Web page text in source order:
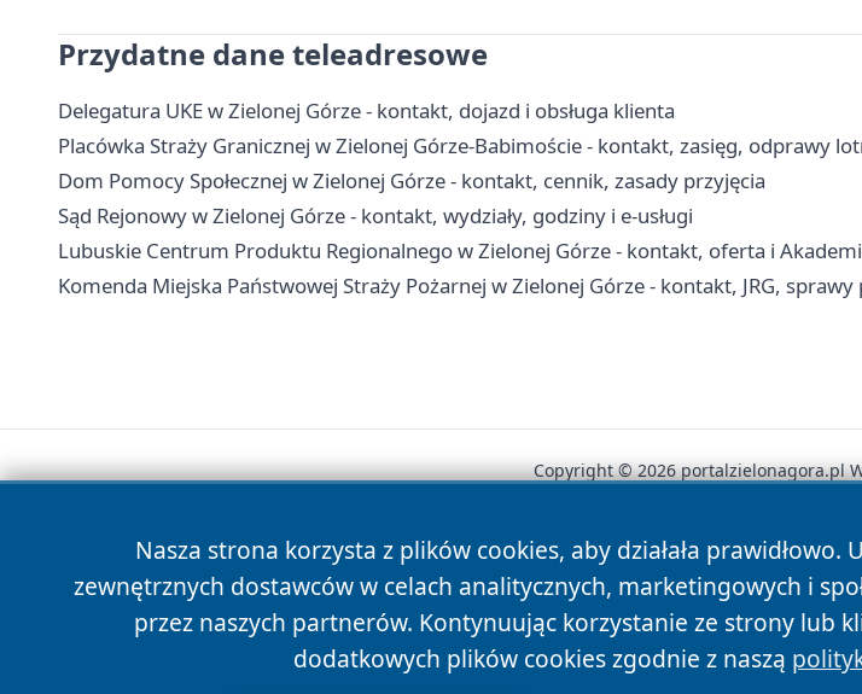
Przydatne dane teleadresowe
Delegatura UKE w Zielonej Górze - kontakt, dojazd i obsługa klienta
Placówka Straży Granicznej w Zielonej Górze-Babimoście - kontakt, zasięg, odprawy
Dom Pomocy Społecznej w Zielonej Górze - kontakt, cennik, zasady przyjęcia
Sąd Rejonowy w Zielonej Górze - kontakt, wydziały, godziny i e-usługi
Lubuskie Centrum Produktu Regionalnego w Zielonej Górze - kontakt, oferta i
Komenda Miejska Państwowej Straży Pożarnej w Zielonej Górze - kontakt, JRG,
Nasza strona korzysta z plików cookies, aby działała
zewnętrznych dostawców w celach analitycznych, marketingowych i
przez naszych partnerów. Kontynuując korzystanie ze strony lub
dodatkowych plików cookies zgodnie z naszą
Copyright © 2026 portalzielonagora.pl
News Autorzy Polityka